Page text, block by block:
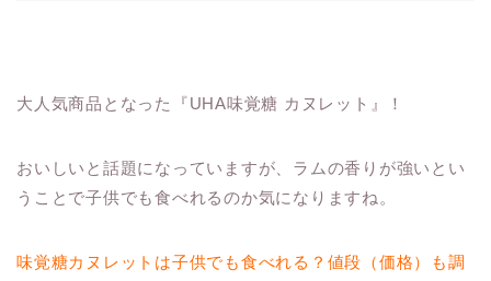
大人気商品となった『UHA味覚糖 カヌレット』！
おいしいと話題になっていますが、ラムの香りが強いとい
うことで子供でも食べれるのか気になりますね。
味覚糖カヌレットは子供でも食べれる？値段（価格）も調